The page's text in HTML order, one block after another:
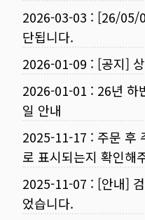
2026-03-03 : [26/05/
단됩니다.
2026-01-09 : [공지]
2026-01-01 : 26년 하
일 안내
2025-11-17 : 주문 후
로 표시되는지 확인해
2025-11-07 : [안내]
었습니다.